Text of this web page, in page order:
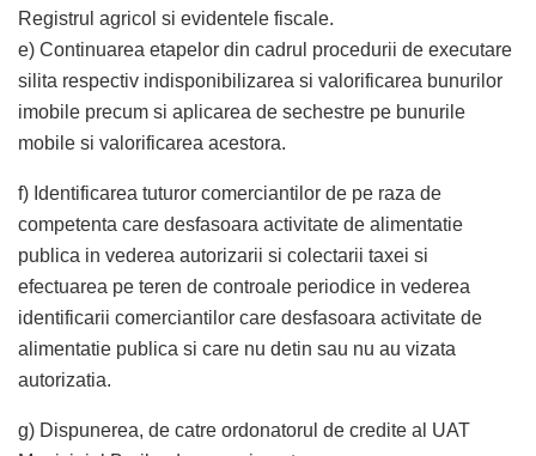
Registrul agricol si evidentele fiscale.
e) Continuarea etapelor din cadrul procedurii de executare
silita respectiv indisponibilizarea si valorificarea bunurilor
imobile precum si aplicarea de sechestre pe bunurile
mobile si valorificarea acestora.
f) Identificarea tuturor comerciantilor de pe raza de
competenta care desfasoara activitate de alimentatie
publica in vederea autorizarii si colectarii taxei si
efectuarea pe teren de controale periodice in vederea
identificarii comerciantilor care desfasoara activitate de
alimentatie publica si care nu detin sau nu au vizata
autorizatia.
g) Dispunerea, de catre ordonatorul de credite al UAT